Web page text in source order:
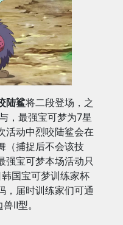
陆鲨将二段登场，之
，最强宝可梦为7星
活动中烈咬陆鲨会在
（捕捉后不会该技
强宝可梦本场活动只
国宝可梦训练家杯
，届时训练家们可通
Ⅱ型。